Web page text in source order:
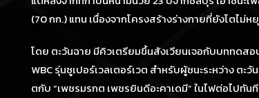
(70 กก.) แทน เนื่องจากโครงสร้างร่างกายที่ยังโตไม่
โดย ตะวันฉาย มีคิวเตรียมขึ้นสังเวียนเจอกับบททดส
WBC รุ่นซูเปอร์เวลเตอร์เวต สำหรับผู้ชนะระหว่าง ต
ตกับ “เพชรมรกต เพชรยินดีอะคาเดมี” ในไฟต่อไปทันที